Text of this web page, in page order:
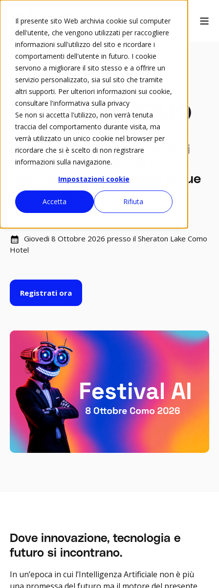
Il presente sito Web archivia cookie sul computer
dell'utente, che vengono utilizzati per raccogliere
informazioni sull'utilizzo del sito e ricordare i
comportamenti dell'utente in futuro. I cookie
servono a migliorare il sito stesso e a offrire un
servizio personalizzato, sia sul sito che tramite
altri supporti. Per ulteriori informazioni sui cookie,
consultare l'informativa sulla privacy
Se non si accetta l'utilizzo, non verrà tenuta
traccia del comportamento durante visita, ma
verrà utilizzato un unico cookie nel browser per
ricordare che si è scelto di non registrare
informazioni sulla navigazione.
Impostazioni cookie
Accetta Rifiuta
Evento ATED
Festival AI COMO
Due appuntamenti imperdibili
per scoprire, imparare e
sperimentare l'AI in tutte le sue
sfaccettatura
Giovedi 8 Ottobre 2026 presso il Sheraton Lake Como
Hotel
Registrati ora
Dove innovazione, tecnologia e
futuro si incontrano.
In un’epoca in cui l’Intelligenza Artificiale non è più